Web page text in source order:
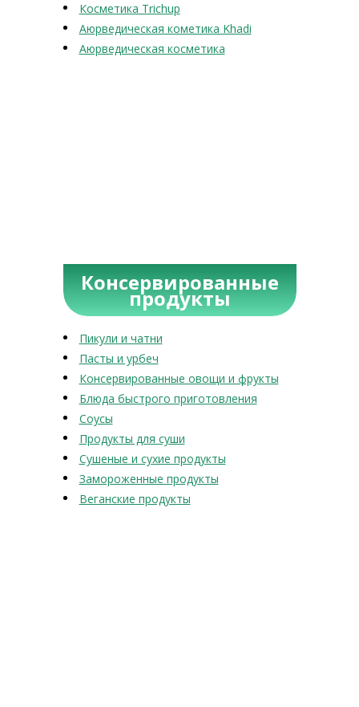
Косметика Trichup
Аюрведическая кометика Khadi
Аюрведическая косметика
Консервированные
продукты
Пикули и чатни
Пасты и урбеч
Консервированные овощи и фрукты
Блюда быстрого приготовления
Соусы
Продукты для суши
Сушеные и сухие продукты
Замороженные продукты
Веганские продукты